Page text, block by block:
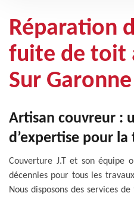
Réparation
fuite de toit
Sur
Artisan couvreur :
d’expertise pour
Couverture J.T et son équipe
décennies pour tous les
Nous disposons des services